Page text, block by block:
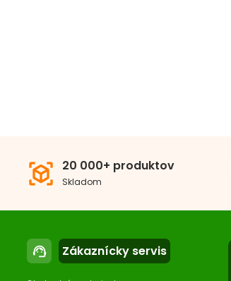
view_in_ar 20 000+ produktov
Skladom
support_agent Zákaznícky servis